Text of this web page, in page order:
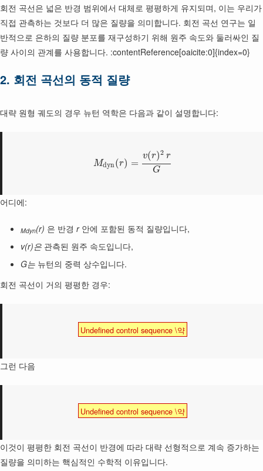
회전 곡선은 넓은 반경 범위에서 대체로 평평하게 유지되며, 이는 우리가
직접 관측하는 것보다 더 많은 질량을 의미합니다. 회전 곡선 연구는 일
반적으로 은하의 질량 분포를 재구성하기 위해 원주 속도와 둘러싸인 질
량 사이의 관계를 사용합니다. :contentReference[oaicite:0]{index=0}
2. 회전 곡선의 동적 질량
대략 원형 궤도의 경우 뉴턴 역학은 다음과 같이 설명합니다:
Mdyn(r) =
v(r)2 r
G
어디에:
Mdyn(r) 은 반경 r안에 포함된 동적 질량입니다,
v(r)은 관측된 원주 속도입니다,
G는 뉴턴의 중력 상수입니다.
회전 곡선이 거의 평평한 경우:
Undefined control sequence \약
그런 다음
Undefined control sequence \약
이것이 평평한 회전 곡선이 반경에 따라 대략 선형적으로 계속 증가하는
질량을 의미하는 핵심적인 수학적 이유입니다.